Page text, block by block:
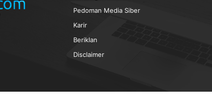
Pedoman Media Siber
Karir
Beriklan
Disclaimer